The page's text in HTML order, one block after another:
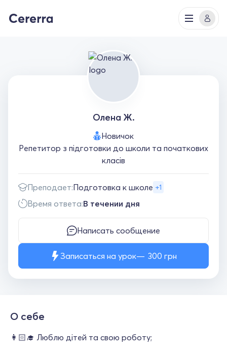
Олена Ж.
Новичок
Репетитор з підготовки до школи та початкових
класів
Преподает:Подготовка к школе +1
Время ответа:В течении дня
Написать сообщение
Записаться на урок 300 грн
О себе
👩🏻‍🎓 Люблю дітей та свою роботу;